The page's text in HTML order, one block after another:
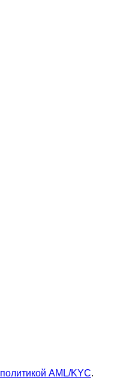
политикой AML/KYC.